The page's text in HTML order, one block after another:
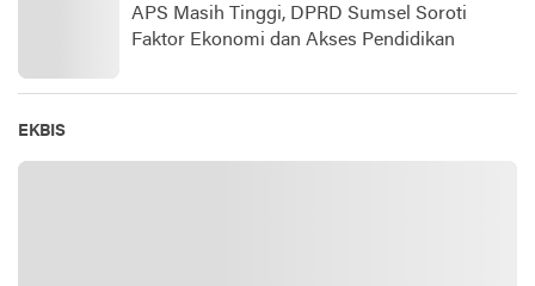
APS Masih Tinggi, DPRD Sumsel Soroti
Faktor Ekonomi dan Akses Pendidikan
EKBIS